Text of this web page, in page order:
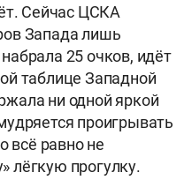
Сейчас ЦСКА
Запада лишь
25 очков, идёт
таблице Западной
ни одной яркой
проигрывать
всё равно не
лёгкую прогулку.